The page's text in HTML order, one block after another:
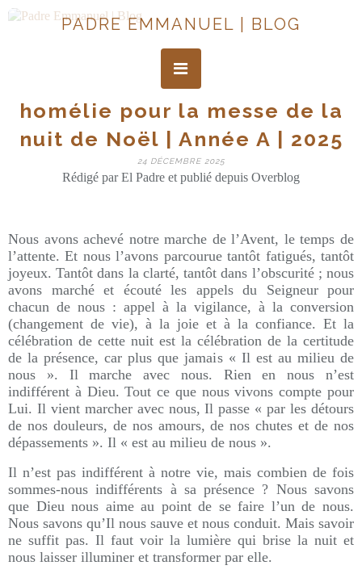
PADRE EMMANUEL | BLOG
homélie pour la messe de la
nuit de Noël | Année A | 2025
24 DÉCEMBRE 2025
Rédigé par El Padre et publié depuis Overblog
Nous avons achevé notre marche de l’Avent, le temps de
l’attente. Et nous l’avons parcourue tantôt fatigués, tantôt
joyeux. Tantôt dans la clarté, tantôt dans l’obscurité ; nous
avons marché et écouté les appels du Seigneur pour
chacun de nous : appel à la vigilance, à la conversion
(changement de vie), à la joie et à la confiance. Et la
célébration de cette nuit est la célébration de la certitude
de la présence, car plus que jamais « Il est au milieu de
nous ». Il marche avec nous. Rien en nous n’est
indifférent à Dieu. Tout ce que nous vivons compte pour
Lui. Il vient marcher avec nous, Il passe « par les détours
de nos douleurs, de nos amours, de nos chutes et de nos
dépassements ». Il « est au milieu de nous ».
Il n’est pas indifférent à notre vie, mais combien de fois
sommes-nous indifférents à sa présence ? Nous savons
que Dieu nous aime au point de se faire l’un de nous.
Nous savons qu’Il nous sauve et nous conduit. Mais savoir
ne suffit pas. Il faut voir la lumière qui brise la nuit et
nous laisser illuminer et transformer par elle.